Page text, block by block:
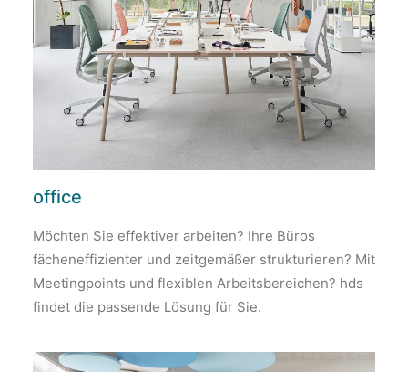
office
Möchten Sie effektiver arbeiten? Ihre Büros
fächeneffizienter und zeitgemäßer strukturieren? Mit
Meetingpoints und flexiblen Arbeitsbereichen? hds
findet die passende Lösung für Sie.